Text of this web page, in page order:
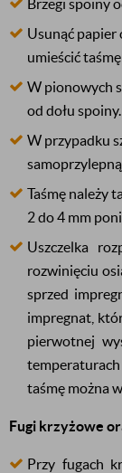
Brzegi spoiny
Usunąć
umieścić
W pionowych
od dołu spoiny.
W przypadku
Taśmę należy
2 do 4 mm
Uszczelka
rozwinięciu
sprzed
impregnat,
pierwotnej
taśmę można
Fugi krzyżowe
Przy fugach